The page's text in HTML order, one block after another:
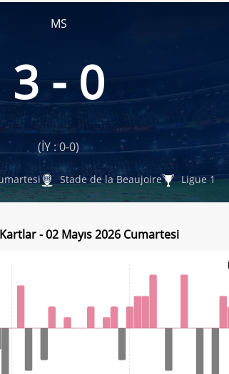
MS
3 - 0
(İY : 0-0)
Stade de la Beaujoire Ligue 1
- 02 Mayıs 2026 Cumartesi